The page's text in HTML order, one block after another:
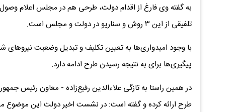
به گفته وی فارغ از اقدام دولت، طرحی هم در مجلس
تلفیقی از این ۳ روش و سناریو در دولت و مجلس است.
با وجود امیدواری‌ها به تعیین تکلیف و تبدیل وضعیت نیروهای
پیگیری‌ها برای به نتیجه رسیدن طرح ادامه دارد.
در همین راستا به تازگی علاءالدین رفیع‌زاده - معاون رئیس
طرح ارائه کرده و گفته است: در نشست اخیر دولت این